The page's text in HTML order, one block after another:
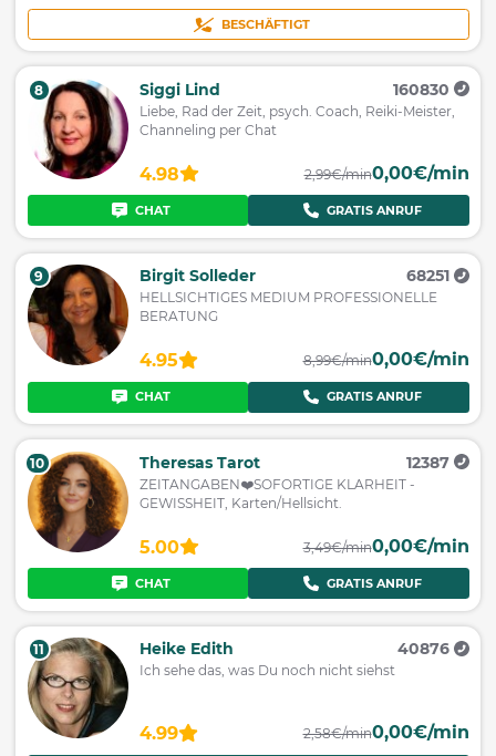
BESCHÄFTIGT
8 Siggi Lind 160830
Liebe, Rad der Zeit, psych. Coach, Reiki-Meister,
Channeling per Chat
4.98 2,99€/min0,00€/min
CHAT GRATIS ANRUF
9 Birgit Solleder 68251
HELLSICHTIGES MEDIUM PROFESSIONELLE
BERATUNG
4.95 8,99€/min0,00€/min
CHAT GRATIS ANRUF
10 Theresas Tarot 12387
ZEITANGABEN❤️SOFORTIGE KLARHEIT -
GEWISSHEIT, Karten/Hellsicht.
5.00 3,49€/min0,00€/min
CHAT GRATIS ANRUF
11 Heike Edith 40876
Ich sehe das, was Du noch nicht siehst
4.99 2,58€/min0,00€/min